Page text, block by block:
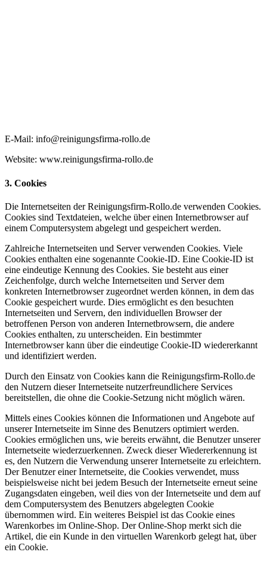
E-Mail: info@reinigungsfirma-rollo.de
Website: www.reinigungsfirma-rollo.de
3. Cookies
Die Internetseiten der Reinigungsfirm-Rollo.de verwenden Cookies.
Cookies sind Textdateien, welche über einen Internetbrowser auf
einem Computersystem abgelegt und gespeichert werden.
Zahlreiche Internetseiten und Server verwenden Cookies. Viele
Cookies enthalten eine sogenannte Cookie-ID. Eine Cookie-ID ist
eine eindeutige Kennung des Cookies. Sie besteht aus einer
Zeichenfolge, durch welche Internetseiten und Server dem
konkreten Internetbrowser zugeordnet werden können, in dem das
Cookie gespeichert wurde. Dies ermöglicht es den besuchten
Internetseiten und Servern, den individuellen Browser der
betroffenen Person von anderen Internetbrowsern, die andere
Cookies enthalten, zu unterscheiden. Ein bestimmter
Internetbrowser kann über die eindeutige Cookie-ID wiedererkannt
und identifiziert werden.
Durch den Einsatz von Cookies kann die Reinigungsfirm-Rollo.de
den Nutzern dieser Internetseite nutzerfreundlichere Services
bereitstellen, die ohne die Cookie-Setzung nicht möglich wären.
Mittels eines Cookies können die Informationen und Angebote auf
unserer Internetseite im Sinne des Benutzers optimiert werden.
Cookies ermöglichen uns, wie bereits erwähnt, die Benutzer unserer
Internetseite wiederzuerkennen. Zweck dieser Wiedererkennung ist
es, den Nutzern die Verwendung unserer Internetseite zu erleichtern.
Der Benutzer einer Internetseite, die Cookies verwendet, muss
beispielsweise nicht bei jedem Besuch der Internetseite erneut seine
Zugangsdaten eingeben, weil dies von der Internetseite und dem auf
dem Computersystem des Benutzers abgelegten Cookie
übernommen wird. Ein weiteres Beispiel ist das Cookie eines
Warenkorbes im Online-Shop. Der Online-Shop merkt sich die
Artikel, die ein Kunde in den virtuellen Warenkorb gelegt hat, über
ein Cookie.